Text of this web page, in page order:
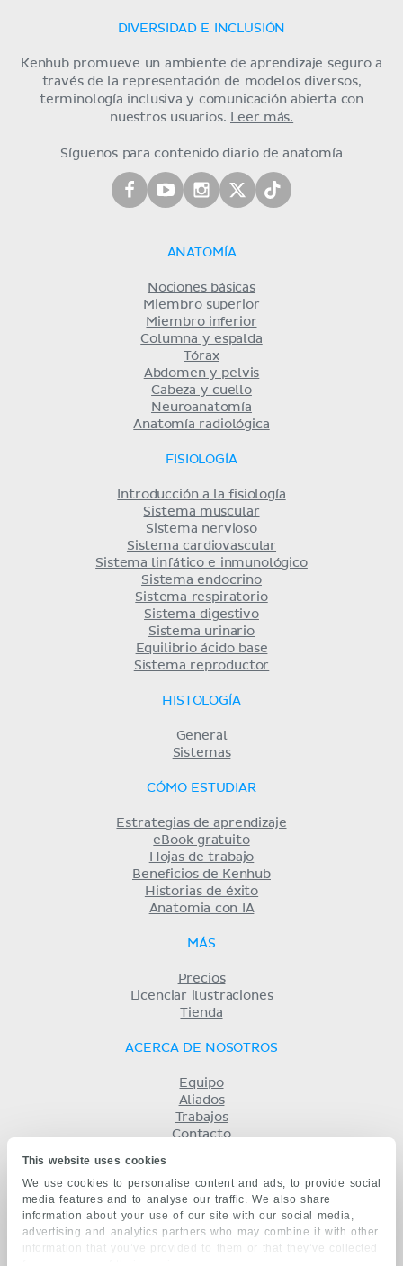
This website uses cookies
We use cookies to personalise content and ads, to provide social
media features and to analyse our traffic. We also share
information about your use of our site with our social media,
advertising and analytics partners who may combine it with other
information that you’ve provided to them or that they’ve collected
DIVERSIDAD E INCLUSIÓN
Kenhub promueve un ambiente de aprendizaje seguro a
través de la representación de modelos diversos,
terminología inclusiva y comunicación abierta con
nuestros usuarios. Leer más.
Síguenos para contenido diario de anatomía
ANATOMÍA
Nociones básicas
Miembro superior
Miembro inferior
Columna y espalda
Tórax
Abdomen y pelvis
Cabeza y cuello
Neuroanatomía
Anatomía radiológica
FISIOLOGÍA
Introducción a la fisiología
Sistema muscular
Sistema nervioso
Sistema cardiovascular
Sistema linfático e inmunológico
Sistema endocrino
Sistema respiratorio
Sistema digestivo
Sistema urinario
Equilibrio ácido base
Sistema reproductor
HISTOLOGÍA
General
Sistemas
CÓMO ESTUDIAR
Estrategias de aprendizaje
eBook gratuito
Hojas de trabajo
Beneficios de Kenhub
Historias de éxito
Anatomia con IA
MÁS
Precios
Licenciar ilustraciones
Tienda
ACERCA DE NOSOTROS
Equipo
Aliados
Trabajos
Contacto
Privacidad
KENHUB EN...
English